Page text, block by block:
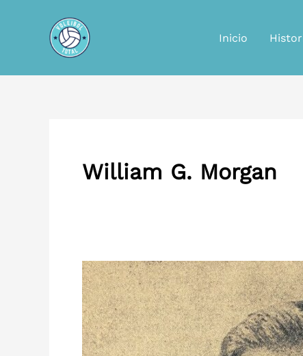
contenido
Inicio
William G. Morgan